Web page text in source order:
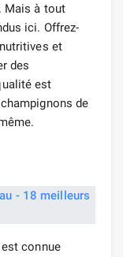
Mais à tout
ici. Offrez-
et
des
est
de
connue